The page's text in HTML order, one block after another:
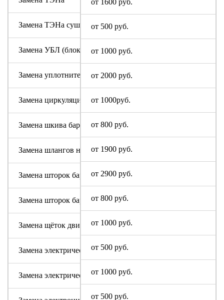
от 1600 руб.
от 500 руб.
от 1000 руб.
от 2000 руб.
от 1000руб.
от 800 руб.
от 1900 руб.
от 2900 руб.
от 800 руб.
от 1000 руб.
от 500 руб.
от 1000 руб.
от 500 руб.
Замена ТЭНа сушки
Замена УБЛ (блокировки люка)
Замена уплотнительной резины люка (манжеты)
Замена циркуляционного насоса Digital
Замена шкива барабана
Замена шлангов налива и слива воды
Замена шторок барабана (для машин с вертикальной
Замена шторок барабана с разбором бака (для машин с
Замена щёток двигателя
Замена электрического модуля на новый
Замена электрического шнура